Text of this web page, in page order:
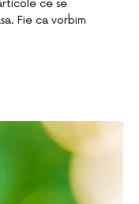
ce se
Fie ca vorbim